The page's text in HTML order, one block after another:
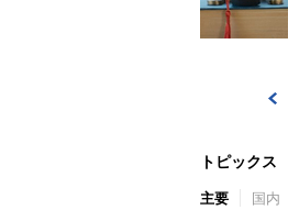
トピックス
主要 国内